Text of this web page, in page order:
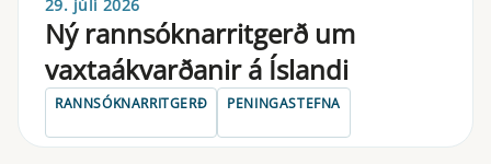
29. júlí 2026
Ný rannsóknarritgerð um
vaxtaákvarðanir á Íslandi
RANNSÓKNARRITGERÐ PENINGASTEFNA